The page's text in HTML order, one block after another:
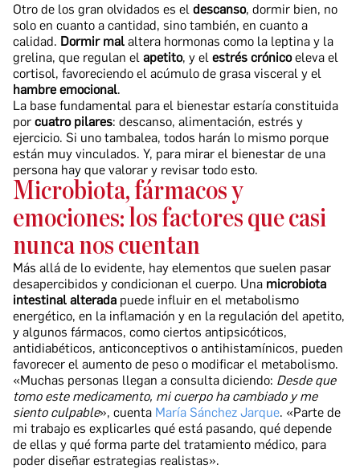
Otro de los gran olvidados es el descanso, dormir bien, no
solo en cuanto a cantidad, sino también, en cuanto a
calidad. Dormir mal altera hormonas como la leptina y la
grelina, que regulan el apetito, y el estrés crónicoeleva el
cortisol, favoreciendo el acúmulo de grasa visceral y el
hambre emocional.
La base fundamental para el bienestar estaría constituida
por cuatro pilares: descanso, alimentación, estrés y
ejercicio. Si uno tambalea, todos harán lo mismo porque
están muy vinculados. Y, para mirar el bienestar de una
persona hay que valorar y revisar todo esto.
Microbiota, fármacos y
emociones: los factores que casi
nunca nos cuentan
Más allá de lo evidente, hay elementos que suelen pasar
desapercibidos y condicionan el cuerpo. Una microbiota
intestinal alterada puede influir en el metabolismo
energético, en la inflamación y en la regulación del apetito,
y algunos fármacos, como ciertos antipsicóticos,
antidiabéticos, anticonceptivos o antihistamínicos, pueden
favorecer el aumento de peso o modificar el metabolismo.
«Muchas personas llegan a consulta diciendo: Desde que
tomo este medicamento, mi cuerpo ha cambiado y me
siento culpable», cuenta María Sánchez Jarque. «Parte de
mi trabajo es explicarles qué está pasando, qué depende
de ellas y qué forma parte del tratamiento médico, para
poder diseñar estrategias realistas».